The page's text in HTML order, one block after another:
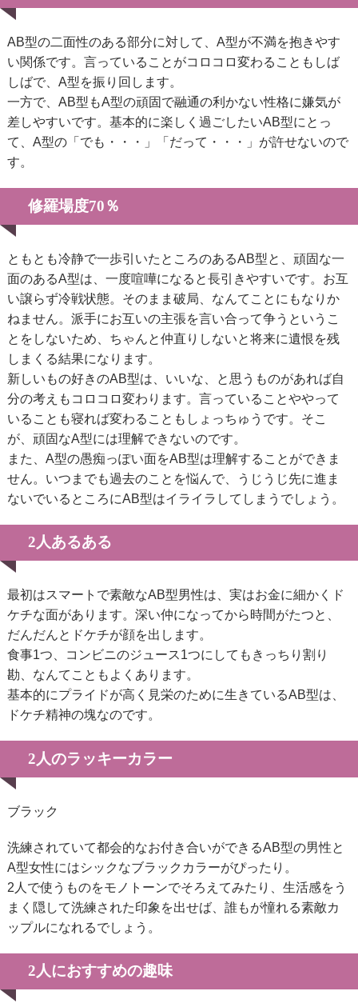
AB型の二面性のある部分に対して、A型が不満を抱きやす
い関係です。言っていることがコロコロ変わることもしば
しばで、A型を振り回します。
一方で、AB型もA型の頑固で融通の利かない性格に嫌気が
差しやすいです。基本的に楽しく過ごしたいAB型にとっ
て、A型の「でも・・・」「だって・・・」が許せないので
す。
修羅場度70％
ともとも冷静で一歩引いたところのあるAB型と、頑固な一
面のあるA型は、一度喧嘩になると長引きやすいです。お互
い譲らず冷戦状態。そのまま破局、なんてことにもなりか
ねません。派手にお互いの主張を言い合って争うというこ
とをしないため、ちゃんと仲直りしないと将来に遺恨を残
しまくる結果になります。
新しいもの好きのAB型は、いいな、と思うものがあれば自
分の考えもコロコロ変わります。言っていることややって
いることも寝れば変わることもしょっちゅうです。そこ
が、頑固なA型には理解できないのです。
また、A型の愚痴っぽい面をAB型は理解することができま
せん。いつまでも過去のことを悩んで、うじうじ先に進ま
ないでいるところにAB型はイライラしてしまうでしょう。
2人あるある
最初はスマートで素敵なAB型男性は、実はお金に細かくド
ケチな面があります。深い仲になってから時間がたつと、
だんだんとドケチが顔を出します。
食事1つ、コンビニのジュース1つにしてもきっちり割り
勘、なんてこともよくあります。
基本的にプライドが高く見栄のために生きているAB型は、
ドケチ精神の塊なのです。
2人のラッキーカラー
ブラック
洗練されていて都会的なお付き合いができるAB型の男性と
A型女性にはシックなブラックカラーがぴったり。
2人で使うものをモノトーンでそろえてみたり、生活感をう
まく隠して洗練された印象を出せば、誰もが憧れる素敵カ
ップルになれるでしょう。
2人におすすめの趣味